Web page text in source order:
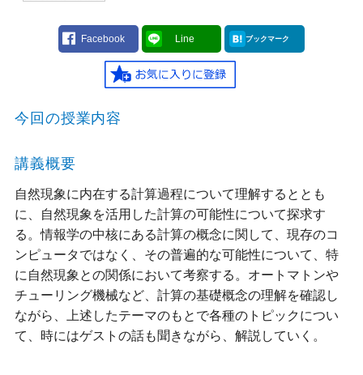
Facebook Line ブックマーク
今回の授業内容
講義概要
自然現象に内在する計算過程について理解するととも
に、自然現象を活用した計算の可能性について探求す
る。情報学の中核にある計算の概念に関して、現存のコ
ンピュータではなく、その普遍的な可能性について、特
に自然現象との関係において考察する。オートマトンや
チューリング機械など、計算の基礎概念の理解を確認し
ながら、上述したテーマのもとで各種のトピックについ
て、時にはゲストの話も聞きながら、解説していく。